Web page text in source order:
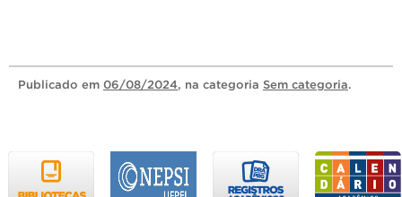
Publicado em 06/08/2024, na categoria Sem categoria.